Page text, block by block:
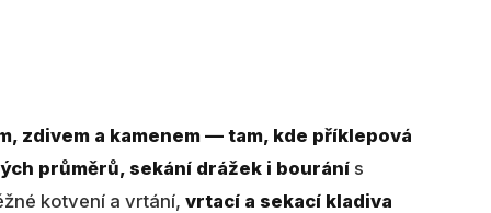
zdivem a kamenem — tam, kde příklepová
průměrů, sekání drážek i bourání s
kotvení a vrtání, vrtací a sekací kladiva